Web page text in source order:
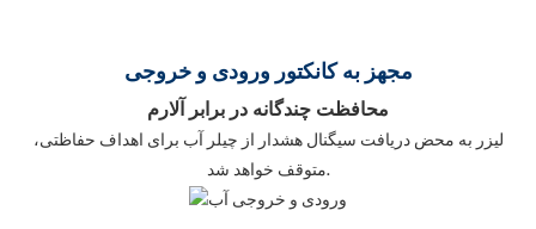
مجهز به کانکتور ورودی و خروجی
محافظت چندگانه در برابر آلارم
لیزر به محض دریافت سیگنال هشدار از چیلر آب برای اهداف حفاظتی،
متوقف خواهد شد.